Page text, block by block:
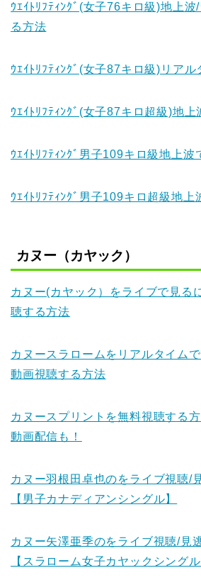
ｳｴｲﾄﾘﾌﾃｨﾝｸﾞ(女子76キロ級)地上
る方法
ｳｴｲﾄﾘﾌﾃｨﾝｸﾞ(女子87キロ級)リア
ｳｴｲﾄﾘﾌﾃｨﾝｸﾞ(女子87キロ超級)地上
ｳｴｲﾄﾘﾌﾃｨﾝｸﾞ男子109キロ級地上波
ｳｴｲﾄﾘﾌﾃｨﾝｸﾞ男子109キロ超級地上
カヌー（カヤック）
カヌー(カヤック）をライブで見る
聴する方法
カヌースラロームをリアルタイム
動画視聴する方法
カヌースプリントを無料視聴する
動画配信も！
カヌー羽根田卓也のをライブ視聴/
【男子カナディアンシングル】
カヌー矢澤亜季のをライブ視聴/見
【スラローム女子カヤックシングル